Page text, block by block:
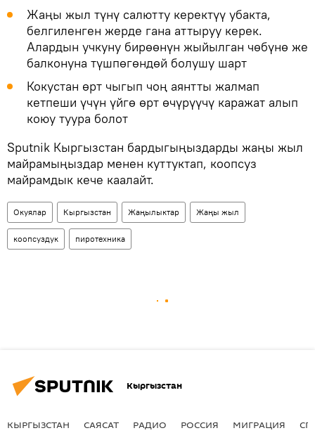
Жаңы жыл түнү салютту керектүү убакта,
белгиленген жерде гана аттыруу керек.
Алардын учкуну бирөөнүн жыйылган чөбүнө же
балконуна түшпөгөндөй болушу шарт
Кокустан өрт чыгып чоң аянтты жалмап
кетпеши үчүн үйгө өрт өчүрүүчү каражат алып
коюу туура болот
Sputnik Кыргызстан бардыгыңыздарды жаңы жыл
майрамыңыздар менен куттуктап, коопсуз
майрамдык кече каалайт.
Окуялар Кыргызстан Жаңылыктар Жаңы жыл
коопсуздук пиротехника
Кыргызстан
КЫРГЫЗСТАН САЯСАТ РАДИО РОССИЯ МИГРАЦИЯ